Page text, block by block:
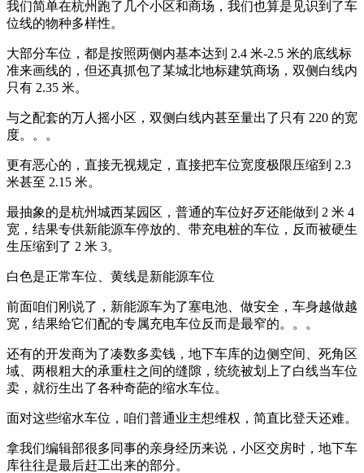
我们简单在杭州跑了几个小区和商场，我们也算是见识到了车
位线的物种多样性。
大部分车位，都是按照两侧内基本达到 2.4 米-2.5 米的底线标
准来画线的，但还真抓包了某城北地标建筑商场，双侧白线内
只有 2.35 米。
与之配套的万人摇小区，双侧白线内甚至量出了只有 220 的宽
度。。。
更有恶心的，直接无视规定，直接把车位宽度极限压缩到 2.3
米甚至 2.15 米。
最抽象的是杭州城西某园区，普通的车位好歹还能做到 2 米 4
宽，结果专供新能源车停放的、带充电桩的车位，反而被硬生
生压缩到了 2 米 3。
白色是正常车位、黄线是新能源车位
前面咱们刚说了，新能源车为了塞电池、做安全，车身越做越
宽，结果给它们配的专属充电车位反而是最窄的。。。
还有的开发商为了凑数多卖钱，地下车库的边侧空间、死角区
域、两根粗大的承重柱之间的缝隙，统统被划上了白线当车位
卖，就衍生出了各种奇葩的缩水车位。
面对这些缩水车位，咱们普通业主想维权，简直比登天还难。
拿我们编辑部很多同事的亲身经历来说，小区交房时，地下车
库往往是最后赶工出来的部分。